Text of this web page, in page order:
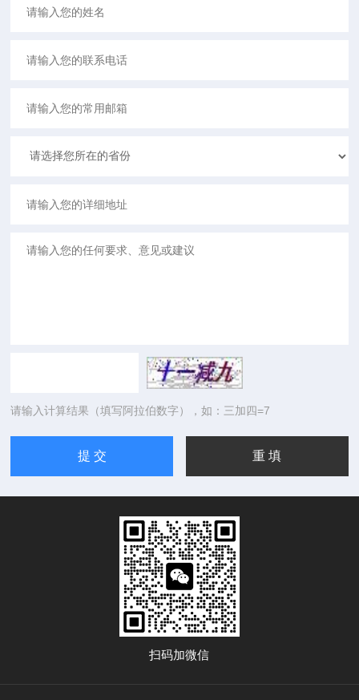
请输入计算结果（填写阿拉伯数字），如：三加四=7
扫码加微信